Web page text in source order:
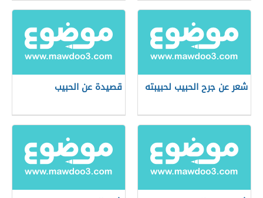
شعر عن جرح الحبيب لحبيبته قصيدة عن الحبيب